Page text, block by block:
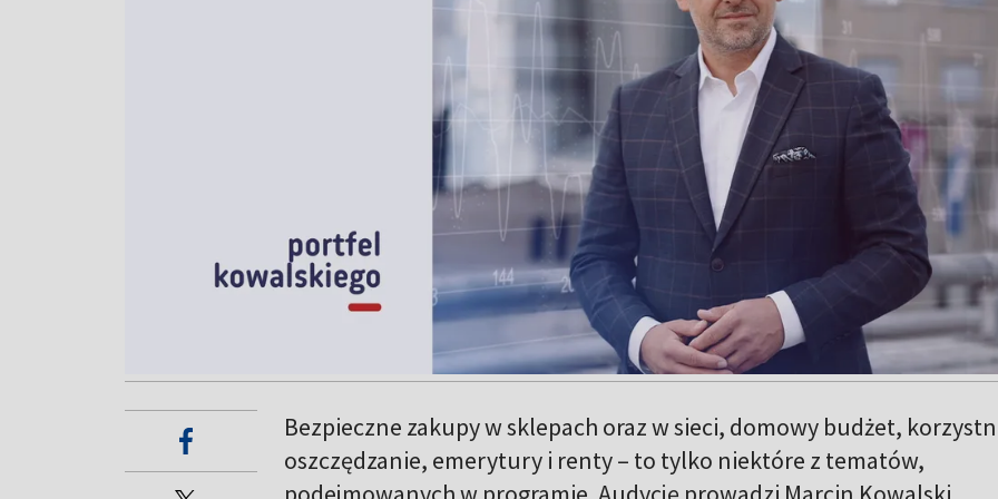
Bezpieczne zakupy w sklepach oraz w sieci, domowy budżet,
oszczędzanie, emerytury i renty – to tylko niektóre z tematów,